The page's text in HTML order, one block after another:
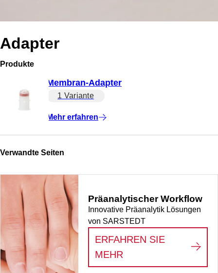
Adapter
Produkte
Membran-Adapter
1 Variante
Mehr erfahren
Verwandte Seiten
Präanalytischer Workflow
Innovative Präanalytik Lösungen
von SARSTEDT
ERFAHREN SIE
MEHR